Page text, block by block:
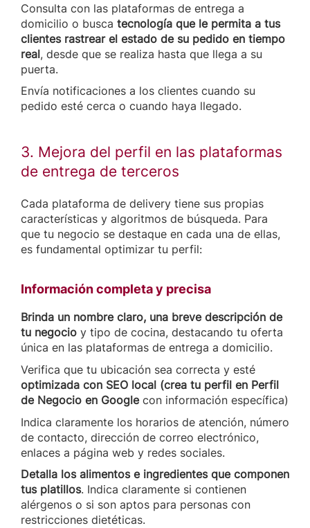
Consulta con las plataformas de entrega a
domicilio o busca tecnología que le permita a tus
clientes rastrear el estado de su pedido en tiempo
real, desde que se realiza hasta que llega a su
puerta.
Envía notificaciones a los clientes cuando su
pedido esté cerca o cuando haya llegado.
3. Mejora del perfil en las plataformas
de entrega de terceros
Cada plataforma de delivery tiene sus propias
características y algoritmos de búsqueda. Para
que tu negocio se destaque en cada una de ellas,
es fundamental optimizar tu perfil:
Información completa y precisa
Brinda un nombre claro, una breve descripción de
tu negocio y tipo de cocina, destacando tu oferta
única en las plataformas de entrega a domicilio.
Verifica que tu ubicación sea correcta y esté
optimizada con SEO local (crea tu perfil en Perfil
de Negocio en Googlecon información específica)
Indica claramente los horarios de atención, número
de contacto, dirección de correo electrónico,
enlaces a página web y redes sociales.
Detalla los alimentos e ingredientes que componen
tus platillos. Indica claramente si contienen
alérgenos o si son aptos para personas con
restricciones dietéticas.